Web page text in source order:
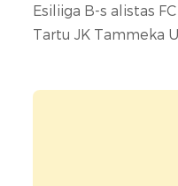
Esiliiga B-s alistas
Tartu JK Tammeka